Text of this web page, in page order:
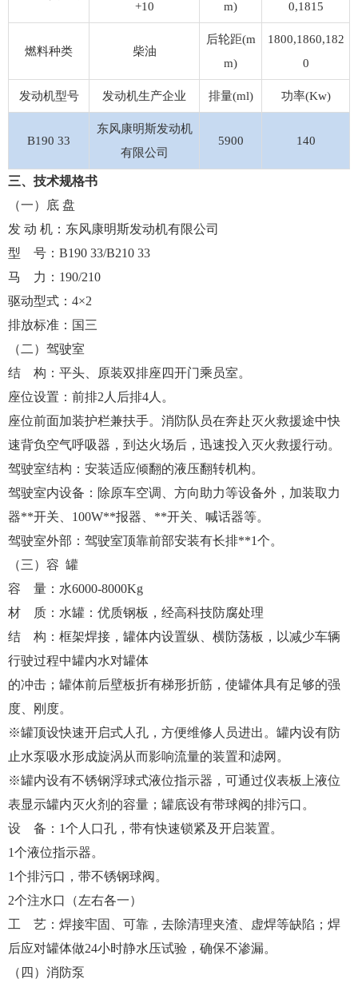
+10
m) 0,1815
燃料种类 柴油
后轮距(m
m)
1800,1860,182
0
发动机型号 发动机生产企业 排量(ml) 功率(Kw)
B190 33
东风康明斯发动机
有限公司
5900 140
三、 技术规格书
（一）底 盘
发 动 机：东风康明斯发动机有限公司
型 号：B190 33/B210 33
马 力：190/210
驱动型式：4×2
排放标准：国三
（二）驾驶室
结 构：平头、原装双排座四开门乘员室。
座位设置：前排2人后排4人。
座位前面加装护栏兼扶手。消防队员在奔赴灭火救援途中快
速背负空气呼吸器，到达火场后，迅速投入灭火救援行动。
驾驶室结构：安装适应倾翻的液压翻转机构。
驾驶室内设备：除原车空调、方向助力等设备外，加装取力
器**开关、100W**报器、**开关、喊话器等。
驾驶室外部：驾驶室顶靠前部安装有长排**1个。
（三）容 罐
容 量：水6000-8000Kg
材 质：水罐：优质钢板，经高科技防腐处理
结 构：框架焊接，罐体内设置纵、横防荡板，以减少车辆
行驶过程中罐内水对罐体
的冲击；罐体前后壁板折有梯形折筋，使罐体具有足够的强
度、刚度。
※罐顶设快速开启式人孔，方便维修人员进出。罐内设有防
止水泵吸水形成旋涡从而影响流量的装置和滤网。
※罐内设有不锈钢浮球式液位指示器，可通过仪表板上液位
表显示罐内灭火剂的容量；罐底设有带球阀的排污口。
设 备：1个人口孔，带有快速锁紧及开启装置。
1个液位指示器。
1个排污口，带不锈钢球阀。
2个注水口（左右各一）
工 艺：焊接牢固、可靠，去除清理夹渣、虚焊等缺陷；焊
后应对罐体做24小时静水压试验，确保不渗漏。
（四）消防泵